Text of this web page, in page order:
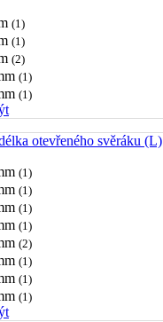
(1)
(1)
(2)
(1)
(1)
otevřeného svěráku (L)
(1)
(1)
(1)
(1)
(2)
(1)
(1)
(1)